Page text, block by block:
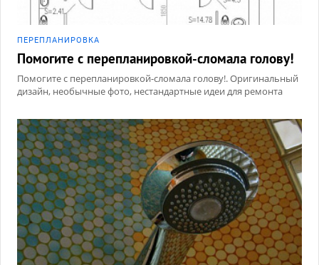
ПЕРЕПЛАНИРОВКА
Помогите с перепланировкой-сломала голову!
Помогите с перепланировкой-сломала голову!. Оригинальный
дизайн, необычные фото, нестандартные идеи для ремонта